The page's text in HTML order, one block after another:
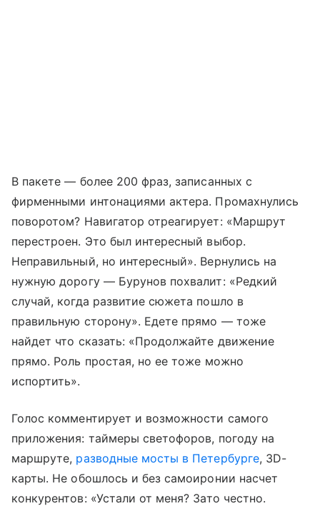
В пакете — более 200 фраз, записанных с
фирменными интонациями актера. Промахнулись
поворотом? Навигатор отреагирует: «Маршрут
перестроен. Это был интересный выбор.
Неправильный, но интересный». Вернулись на
нужную дорогу — Бурунов похвалит: «Редкий
случай, когда развитие сюжета пошло в
правильную сторону». Едете прямо — тоже
найдет что сказать: «Продолжайте движение
прямо. Роль простая, но ее тоже можно
испортить».
Голос комментирует и возможности самого
приложения: таймеры светофоров, погоду на
маршруте, разводные мосты в Петербурге, 3D-
карты. Не обошлось и без самоиронии насчет
конкурентов: «Устали от меня? Зато честно.